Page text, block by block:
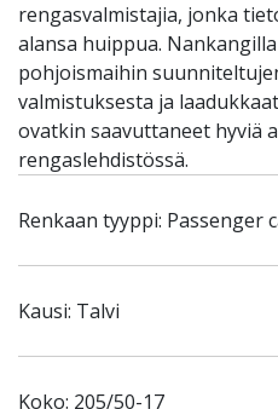
rengasvalmistajia, jonka
alansa huippua.
pohjoismaihin
valmistuksesta ja
ovatkin saavuttaneet hyviä
rengaslehdistössä.
Renkaan tyyppi: Passenger
Kausi: Talvi
Koko: 205/50-17